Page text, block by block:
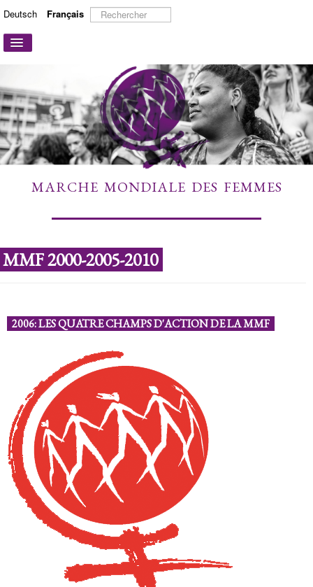
Deutsch Français Rechercher
Basculer
A PROPOS
ACTIONS ET CAMPAGNES
PARTICIPER
TÉMOIGNAGES
À DÉCOUVRIR
MARCHE MONDIALE DES FEMMES
MMF 2000-2005-2010
2006: LES QUATRE CHAMPS D'ACTION DE LA MMF